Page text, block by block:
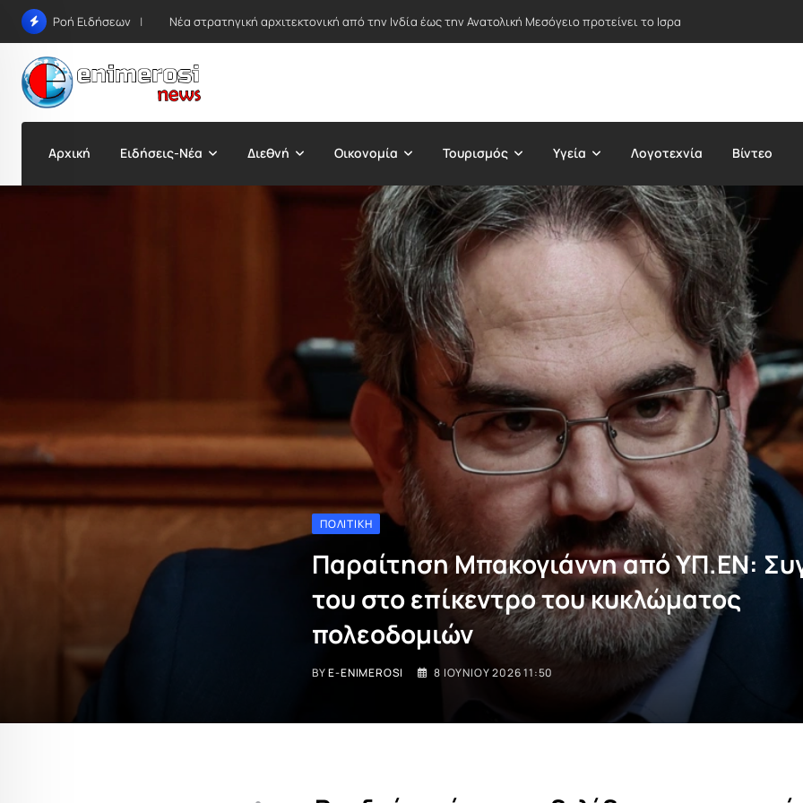
Skip
content
Ροή Ειδήσεων Νέα στρατηγική αρχιτεκτονική από την Ινδία έως την Ανατολική Μεσόγειο προτείνει το Ισραήλ – Στο επίκεντρο
Αρχική Ειδήσεις-Νέα Διεθνή Οικονομία Τουρισμός Υγεία Λογοτεχνία Βίντεο
ΠΟΛΙΤΙΚΉ
Παραίτηση Μπακογιάννη από ΥΠ.ΕΝ:
του στο επίκεντρο του κυκλώματος
πολεοδομιών
BYE-ENIMEROSI 8 ΙΟΥΝΊΟΥ 2026 11:50